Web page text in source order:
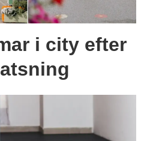
i city efter